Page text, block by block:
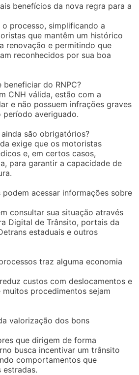
benefícios da nova regra para a
processo, simplificando a
que mantêm um histórico
renovação e permitindo que
reconhecidos por sua boa
beneficiar do RNPC?
CNH válida, estão com a
e não possuem infrações graves
período averiguado.
são obrigatórios?
exige que os motoristas
e, em certos casos,
para garantir a capacidade de
acessar informações sobre
consultar sua situação através
Digital de Trânsito, portais da
estaduais e outros
traz alguma economia
custos com deslocamentos e
procedimentos sejam
valorização dos bons
que dirigem de forma
busca incentivar um trânsito
comportamentos que
estradas.